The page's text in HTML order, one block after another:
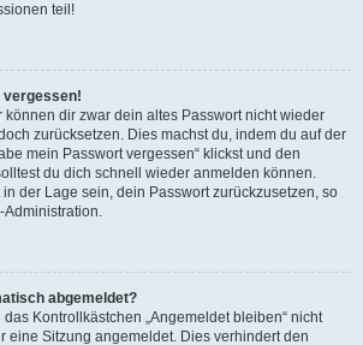
teil!
vergessen!
können dir zwar dein altes Passwort nicht wieder
zurücksetzen. Dies machst du, indem du auf der
mein Passwort vergessen“ klickst und den
du dich schnell wieder anmelden können.
der Lage sein, dein Passwort zurückzusetzen, so
abgemeldet?
Kontrollkästchen „Angemeldet bleiben“ nicht
eine Sitzung angemeldet. Dies verhindert den